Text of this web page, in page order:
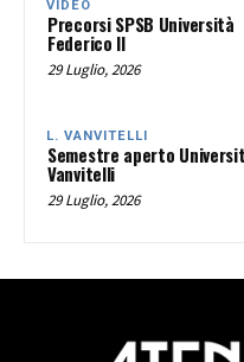
VIDEO
Precorsi SPSB Università
Federico II
29 Luglio, 2026
L. VANVITELLI
Semestre aperto
Vanvitelli
29 Luglio, 2026